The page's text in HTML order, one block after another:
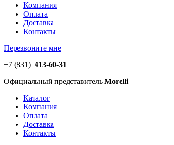
Компания
Оплата
Доставка
Контакты
Перезвоните мне
+7 (831) 413-60-31
Официальный представитель Morelli
Каталог
Компания
Оплата
Доставка
Контакты